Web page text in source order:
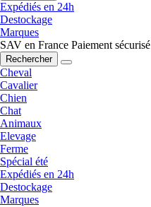
Expédiés en 24h
Destockage
Marques
SAV en France Paiement sécurisé
Rechercher
Cheval
Cavalier
Chien
Chat
Animaux
Elevage
Ferme
Spécial été
Expédiés en 24h
Destockage
Marques